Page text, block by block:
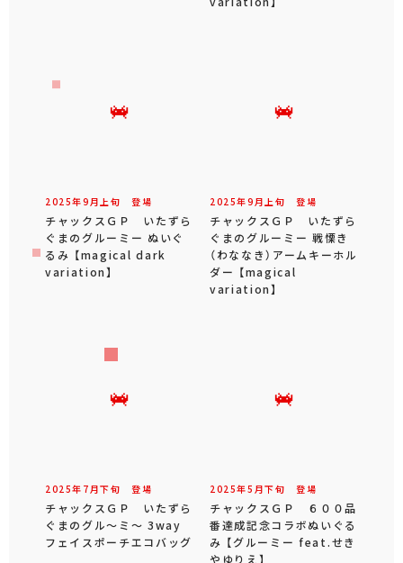
2025年9 月 上旬 登場
チャックスＧＰ いたずら
ぐまのグルーミー ぬいぐ
るみ 【magical dark
variation】
2025年9 月 上旬 登場
チャックスＧＰ いたずら
ぐまのグルーミー 戦慄き
（わななき）アームキーホル
ダー 【magical
variation】
2025年 7 月下旬 登場
チャックスＧＰ いたずら
ぐまのグル～ミ～ 3way
フェイスポーチエコバッグ
2025年5 月下旬 登場
チャックスＧＰ ６００品
番達成記念コラボぬいぐる
み 【グルーミー feat.せき
やゆりえ】